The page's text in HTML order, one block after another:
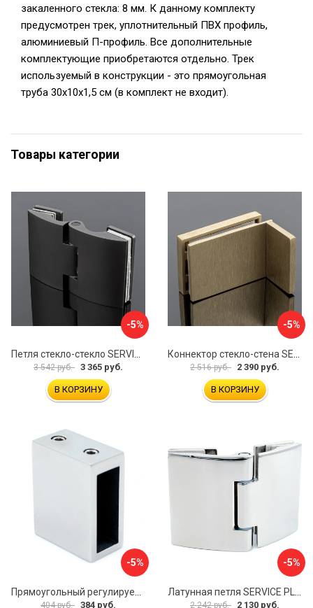
закаленного стекла: 8 мм. К данному комплекту
предусмотрен трек, уплотнительный ПВХ профиль,
алюминиевый П-профиль. Все дополнительные
комплектующие приобретаются отдельно. Трек
используемый в конструкции - это прямоугольная
труба 30х10х1,5 см (в комплект не входит).
Товары категории
-5%
3 542 руб. 3 365 руб.
В КОРЗИНУ
-5%
2 516 руб. 2 390 руб.
В КОРЗИНУ
-5%
Прямоугольный регулируемый коннектор трек-стена SERVICE PLUS CK-106D30-PC
404 руб. 384 руб.
-5%
Латунная петля SERVICE PLUS CL-905-PC
2 242 руб. 2 130 руб.